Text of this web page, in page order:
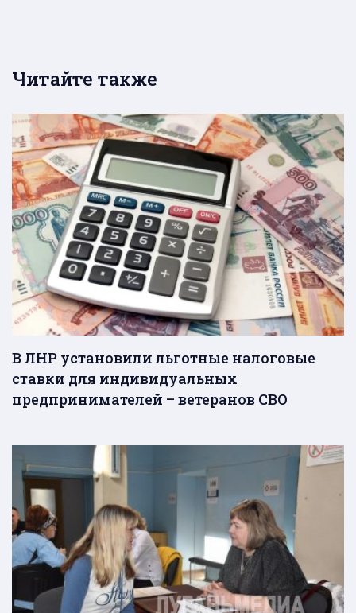
Читайте также
В ЛНР установили льготные налоговые
ставки для индивидуальных
предпринимателей – ветеранов СВО